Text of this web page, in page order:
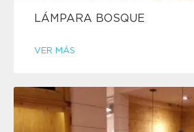
LÁMPARA BOSQUE
VER MÁS